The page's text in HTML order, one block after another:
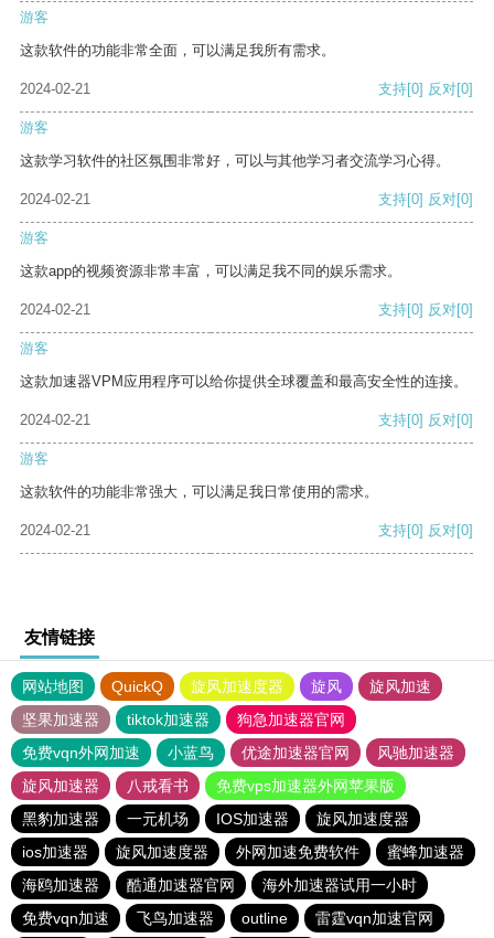
游客
这款软件的功能非常全面，可以满足我所有需求。
2024-02-21 支持[0] 反对[0]
游客
这款学习软件的社区氛围非常好，可以与其他学习者交流学习心得。
2024-02-21 支持[0] 反对[0]
游客
这款app的视频资源非常丰富，可以满足我不同的娱乐需求。
2024-02-21 支持[0] 反对[0]
游客
这款加速器VPM应用程序可以给你提供全球覆盖和最高安全性的连接。
2024-02-21 支持[0] 反对[0]
游客
这款软件的功能非常强大，可以满足我日常使用的需求。
2024-02-21 支持[0] 反对[0]
友情链接
网站地图 QuickQ 旋风加速度器 旋风
旋风加速
坚果加速器
tiktok加速器
狗急加速器官网
免费vqn外网加速
小蓝鸟 优途加速器官网
风驰加速器
旋风加速器
八戒看书
免费vps加速器外网苹果版
黑豹加速器
一元机场 IOS加速器
旋风加速度器
ios加速器
旋风加速度器 外网加速免费软件
蜜蜂加速器
海鸥加速器
酷通加速器官网
海外加速器试用一小时
免费vqn加速
飞鸟加速器 outline 雷霆vqn加速官网